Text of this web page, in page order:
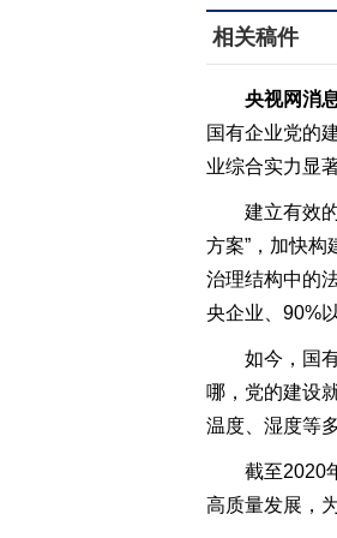
相关稿件
央视网消
国有企业党的
业综合实力显
建立有效
方案”，加快
治理结构中的
央企业、90%
如今，国
哪，党的建设
温度、湿度等
截至2020
高质量发展，